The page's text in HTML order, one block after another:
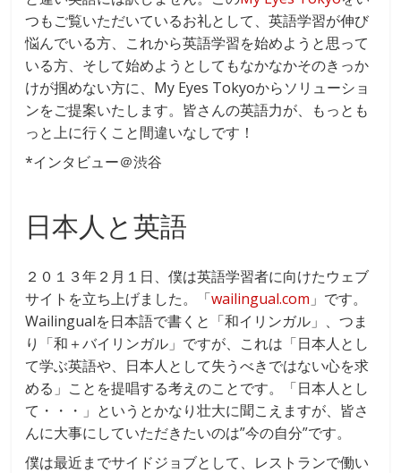
つもご覧いただいているお礼として、英語学習が伸び
悩んでいる方、これから英語学習を始めようと思って
いる方、そして始めようとしてもなかなかそのきっか
けが掴めない方に、My Eyes Tokyoからソリューショ
ンをご提案いたします。皆さんの英語力が、もっとも
っと上に行くこと間違いなしです！
*インタビュー＠渋谷
日本人と英語
２０１３年２月１日、僕は英語学習者に向けたウェブ
サイトを立ち上げました。「wailingual.com 」です。
Wailingualを日本語で書くと「和イリンガル」、つま
り「和＋バイリンガル」ですが、これは「日本人とし
て学ぶ英語や、日本人として失うべきではない心を求
める」ことを提唱する考えのことです。「日本人とし
て・・・」というとかなり壮大に聞こえますが、皆さ
んに大事にしていただきたいのは”今の自分”です。
僕は最近までサイドジョブとして、レストランで働い